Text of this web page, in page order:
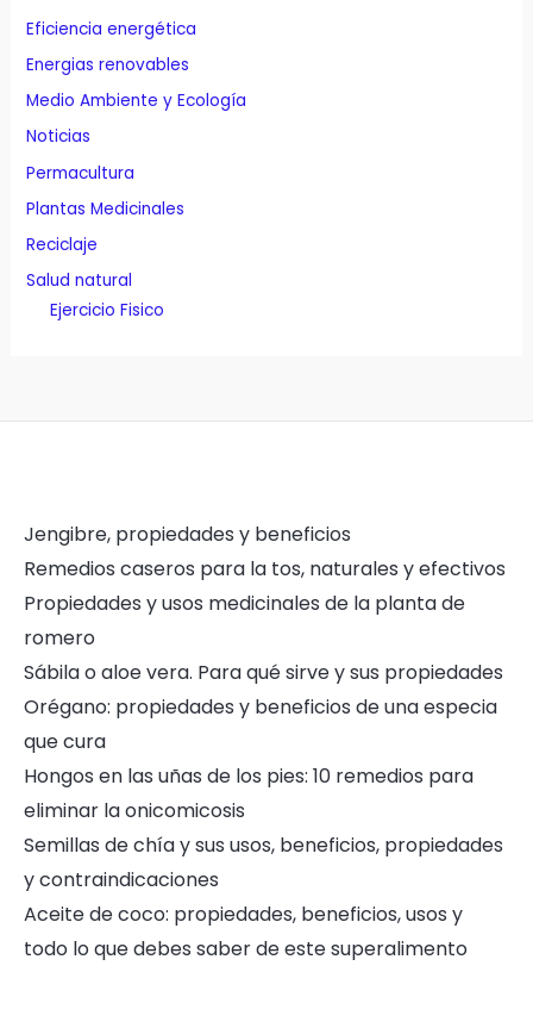
Eficiencia energética
Energias renovables
Medio Ambiente y Ecología
Noticias
Permacultura
Plantas Medicinales
Reciclaje
Salud natural
Ejercicio Fisico
Jengibre, propiedades y beneficios
Remedios caseros para la tos, naturales y efectivos
Propiedades y usos medicinales de la planta de
romero
Sábila o aloe vera. Para qué sirve y sus propiedades
Orégano: propiedades y beneficios de una especia
que cura
Hongos en las uñas de los pies: 10 remedios para
eliminar la onicomicosis
Semillas de chía y sus usos, beneficios, propiedades
y contraindicaciones
Aceite de coco: propiedades, beneficios, usos y
todo lo que debes saber de este superalimento